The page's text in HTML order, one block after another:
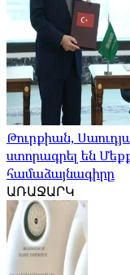
Թուրքիան,
ստորագրել են
համաձայնագիրը
ԱՌԱՋԱՐԿ